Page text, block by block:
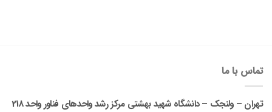
تماس با ما
تهران – ولنجک – دانشگاه شهید بهشتی مرکز رشد واحدهای فناور واحد 218